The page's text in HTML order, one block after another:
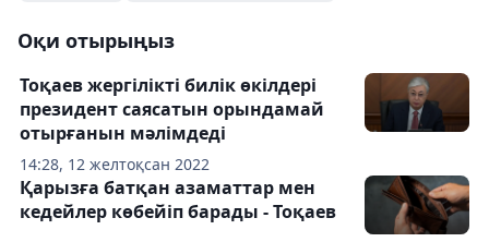
Оқи отырыңыз
14:28, 12 желтоқсан 2022
Тоқаев жергілікті билік өкілдері
президент саясатын орындамай
отырғанын мәлімдеді
Қарызға батқан азаматтар мен
кедейлер көбейіп барады - Тоқаев